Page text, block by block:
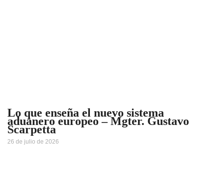
Lo que enseña el nuevo sistema
aduanero europeo – Mgter. Gustavo
Scarpetta
26 de julio de 2026